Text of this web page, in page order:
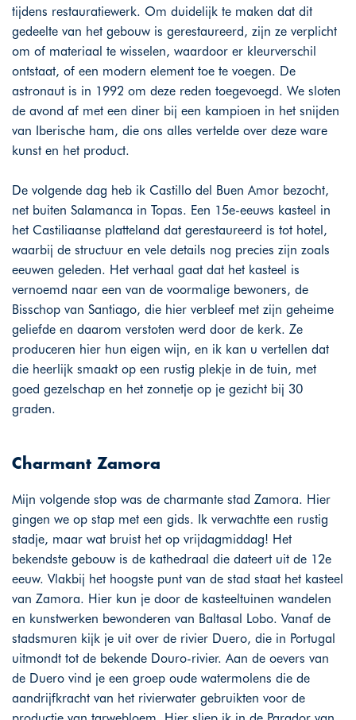
tijdens restauratiewerk. Om duidelijk te maken dat dit
gedeelte van het gebouw is gerestaureerd, zijn ze verplicht
om of materiaal te wisselen, waardoor er kleurverschil
ontstaat, of een modern element toe te voegen. De
astronaut is in 1992 om deze reden toegevoegd. We sloten
de avond af met een diner bij een kampioen in het snijden
van Iberische ham, die ons alles vertelde over deze ware
kunst en het product.
De volgende dag heb ik Castillo del Buen Amor bezocht,
net buiten Salamanca in Topas. Een 15e-eeuws kasteel in
het Castiliaanse platteland dat gerestaureerd is tot hotel,
waarbij de structuur en vele details nog precies zijn zoals
eeuwen geleden. Het verhaal gaat dat het kasteel is
vernoemd naar een van de voormalige bewoners, de
Bisschop van Santiago, die hier verbleef met zijn geheime
geliefde en daarom verstoten werd door de kerk. Ze
produceren hier hun eigen wijn, en ik kan u vertellen dat
die heerlijk smaakt op een rustig plekje in de tuin, met
goed gezelschap en het zonnetje op je gezicht bij 30
graden.
Charmant Zamora
Mijn volgende stop was de charmante stad Zamora. Hier
gingen we op stap met een gids. Ik verwachtte een rustig
stadje, maar wat bruist het op vrijdagmiddag! Het
bekendste gebouw is de kathedraal die dateert uit de 12e
eeuw. Vlakbij het hoogste punt van de stad staat het kasteel
van Zamora. Hier kun je door de kasteeltuinen wandelen
en kunstwerken bewonderen van Baltasal Lobo. Vanaf de
stadsmuren kijk je uit over de rivier Duero, die in Portugal
uitmondt tot de bekende Douro-rivier. Aan de oevers van
de Duero vind je een groep oude watermolens die de
aandrijfkracht van het rivierwater gebruikten voor de